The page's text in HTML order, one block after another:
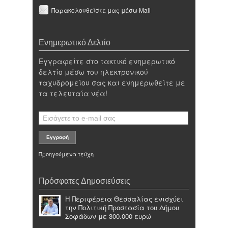
Παρακολουθείστε μας μέσω Mail
Ενημερωτικό Δελτίο
Εγγραφείτε στο τακτικό ενημερωτικό
δελτίο μέσω του ηλεκτρονικού
ταχυδρομείου σας και ενημερωθείτε με
τα τελευταία νέα!
Προηγούμενα τεύχη
Πρόσφατες Δημοσιεύσεις
Η Περιφέρεια Θεσσαλίας ενισχύει
την Πολιτική Προστασία του Δήμου
Σοφάδων με 300.000 ευρώ